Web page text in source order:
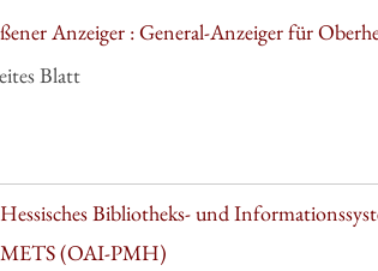
Anzeiger : General-Anzeiger für
Blatt
Hessisches Bibliotheks- und
METS (OAI-PMH)